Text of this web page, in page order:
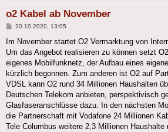
o2 Kabel ab November
Beitrag
20.10.2020, 13:05
Im November startet O2 Vermarktung von
Um das Angebot realisieren zu können setzt
eigenes Mobilfunknetz, der Aufbau eines
kürzlich begonnen. Zum anderen ist O2 auf
VDSL kann O2 rund 34 Millionen Haushalten
Deutschen Telekom anbieten, perspektivisch
Glasfaseranschlüsse dazu. In den nächsten
die Partnerschaft mit Vodafone 24 Millionen
Tele Columbus weitere 2,3 Millionen